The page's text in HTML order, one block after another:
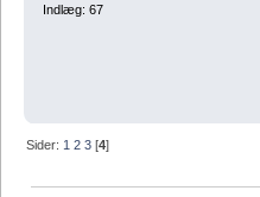
Indlæg: 67
Sider: 1 2 3 [4]